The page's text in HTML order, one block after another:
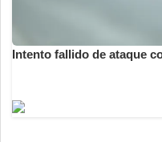
Intento fallido de ataque